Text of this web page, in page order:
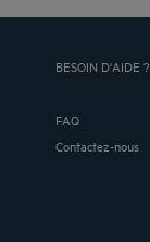
BESOIN D'AIDE ?
FAQ
Contactez-nous